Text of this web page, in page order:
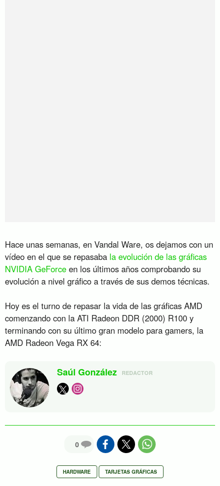
Hace unas semanas, en Vandal Ware, os dejamos con un
vídeo en el que se repasaba la evolución de las gráficas
NVIDIA GeForce en los últimos años comprobando su
evolución a nivel gráfico a través de sus demos técnicas.
Hoy es el turno de repasar la vida de las gráficas AMD
comenzando con la ATI Radeon DDR (2000) R100 y
terminando con su último gran modelo para gamers, la
AMD Radeon Vega RX 64:
Saúl González REDACTOR
0
HARDWARE TARJETAS GRÁFICAS